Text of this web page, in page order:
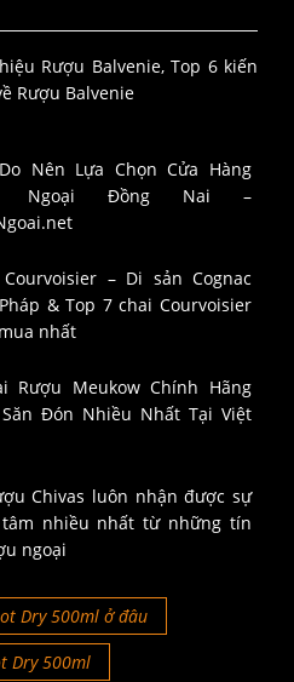
Rượu Balvenie, Top 6 kiến
Rượu Balvenie
Nên Lựa Chọn Cửa Hàng
Ngoại Đồng Nai –
– Di sản Cognac
& Top 7 chai Courvoisier
nhất
Rượu Meukow Chính Hãng
Đón Nhiều Nhất Tại Việt
Chivas luôn nhận được sự
nhiều nhất từ những tín
ngoại
Dry 500ml ở đâu
Dry 500ml